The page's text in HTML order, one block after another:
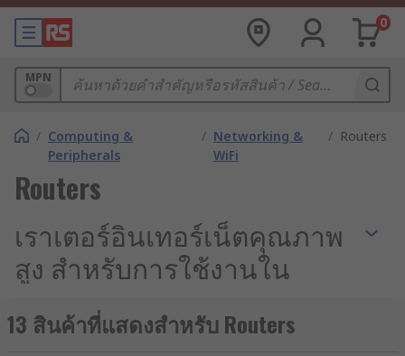
0
MPN
/ Computing &
Peripherals
/ Networking &
WiFi
/ Routers
Routers
เราเตอร์อินเทอร์เน็ตคุณภาพ
สูง สำหรับการใช้งานใน
อุตสาหกรรม
13 สินค้าที่แสดงสำหรับ Routers